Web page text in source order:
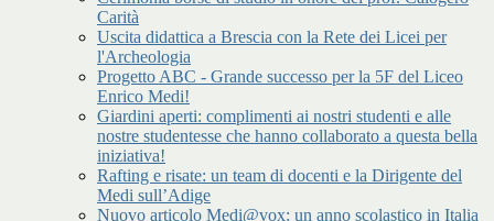
Carità
Uscita didattica a Brescia con la Rete dei Licei per
l'Archeologia
Progetto ABC - Grande successo per la 5F del Liceo
Enrico Medi!
Giardini aperti: complimenti ai nostri studenti e alle
nostre studentesse che hanno collaborato a questa bella
iniziativa!
Rafting e risate: un team di docenti e la Dirigente del
Medi sull’Adige
Nuovo articolo Medi@vox: un anno scolastico in Italia